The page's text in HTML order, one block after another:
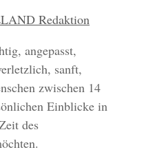
Redaktion
angepasst,
sanft,
zwischen 14
Einblicke in
des